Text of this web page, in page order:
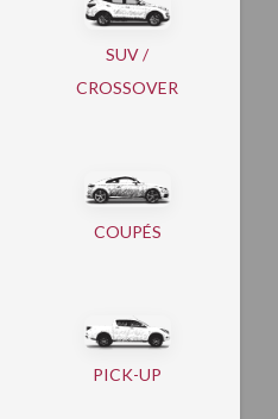
SUV /
CROSSOVER
COUPÉS
PICK-UP